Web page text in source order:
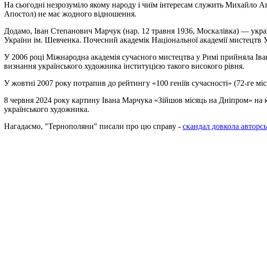
На сьогодні незрозуміло якому народу і чиїм інтересам служить Михайло
Апостол) не має жодного відношення.
Додамо, Іван Степанович Марчук (нар. 12 травня 1936, Москалівка) —
України ім. Шевченка. Почесний академік Національної академії
У 2006 році Міжнародна академія сучасного мистецтва у Римі прийняла
визнання українського художника інституцією такого високого рівня.
У жовтні 2007 року потрапив до рейтингу «100 геніїв сучасності» (72-ге
8 червня 2024 року картину Івана Марчука «Зійшов місяць на Дніпром» на
українського художника.
Нагадаємо, "Тернополяни" писали про цю справу - скандал довкола